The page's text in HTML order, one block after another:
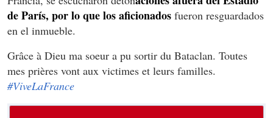
de París, por lo que los aficionados fueron resguardados
en el inmueble.
Grâce à Dieu ma soeur a pu sortir du Bataclan. Toutes
mes prières vont aux victimes et leurs familles.
#ViveLaFrance